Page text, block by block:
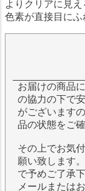
よりクリアに見
色素が直接目にふ
お届けの商品
の協力の下で
がございます
品の状態をご
その上でお気
願い致します
で予めご了承
メールまたは